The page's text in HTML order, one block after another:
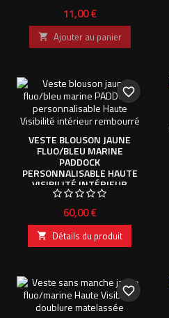
Prix
11,00 €
 Ajouter au panier
VESTE BLOUSON JAUNE
FLUO/BLEU MARINE
PADDOCK
PERSONNALISABLE HAUTE
VISIBILITÉ INTÉRIEUR
REMBOURRÉ
Prix
60,00 €
 Détails du produit
favorite_border
favorite_border